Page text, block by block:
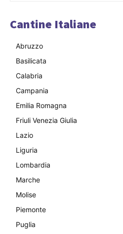
Cantine Italiane
Abruzzo
Basilicata
Calabria
Campania
Emilia Romagna
Friuli Venezia Giulia
Lazio
Liguria
Lombardia
Marche
Molise
Piemonte
Puglia